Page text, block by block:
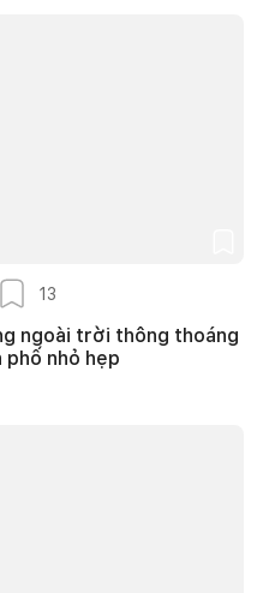
13
ngoài trời thông thoáng
nhỏ hẹp